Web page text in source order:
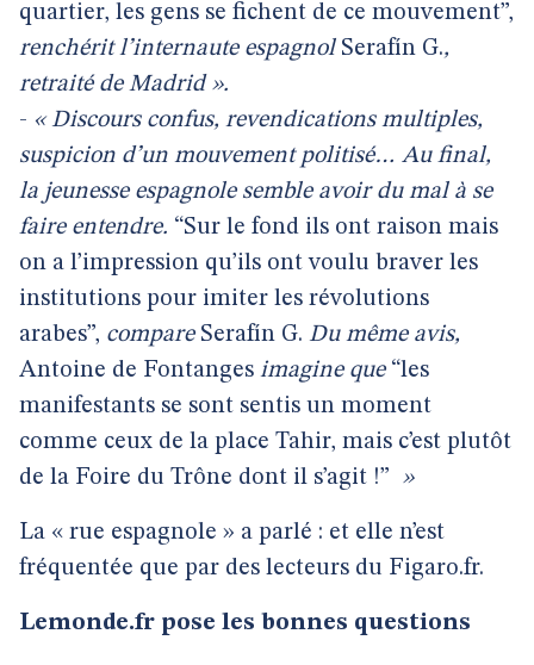
quartier, les gens se fichent de ce mouvement”,
renchérit l’internaute espagnol Serafín G.,
retraité de Madrid ».
- « Discours confus, revendications multiples,
suspicion d’un mouvement politisé… Au final,
la jeunesse espagnole semble avoir du mal à se
faire entendre. “Sur le fond ils ont raison mais
on a l’impression qu’ils ont voulu braver les
institutions pour imiter les révolutions
arabes”, compareSerafín G. Du même avis,
Antoine de Fontanges imagine que“les
manifestants se sont sentis un moment
comme ceux de la place Tahir, mais c’est plutôt
de la Foire du Trône dont il s’agit !” »
La « rue espagnole » a parlé : et elle n’est
fréquentée que par des lecteurs du Figaro.fr.
Lemonde.fr pose les bonnes questions